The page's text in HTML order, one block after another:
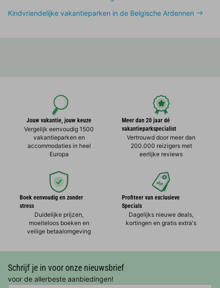
Kindvriendelijke vakantieparken in de Belgische Ardennen
Jouw vakantie, jouw keuze
Vergelijk eenvoudig 1500
vakantieparken en
accommodaties in heel
Europa
Meer dan 20 jaar dé
vakantieparkspecialist
Vertrouwd door meer dan
200.000 reizigers met
eerlijke reviews
Boek eenvoudig en zonder
stress
Duidelijke prijzen,
moeiteloos boeken en
veilige betaalomgeving
Profiteer van exclusieve
Specials
Dagelijks nieuwe deals,
kortingen en gratis extra's
Schrijf je in voor onze nieuwsbrief
voor de allerbeste aanbiedingen!